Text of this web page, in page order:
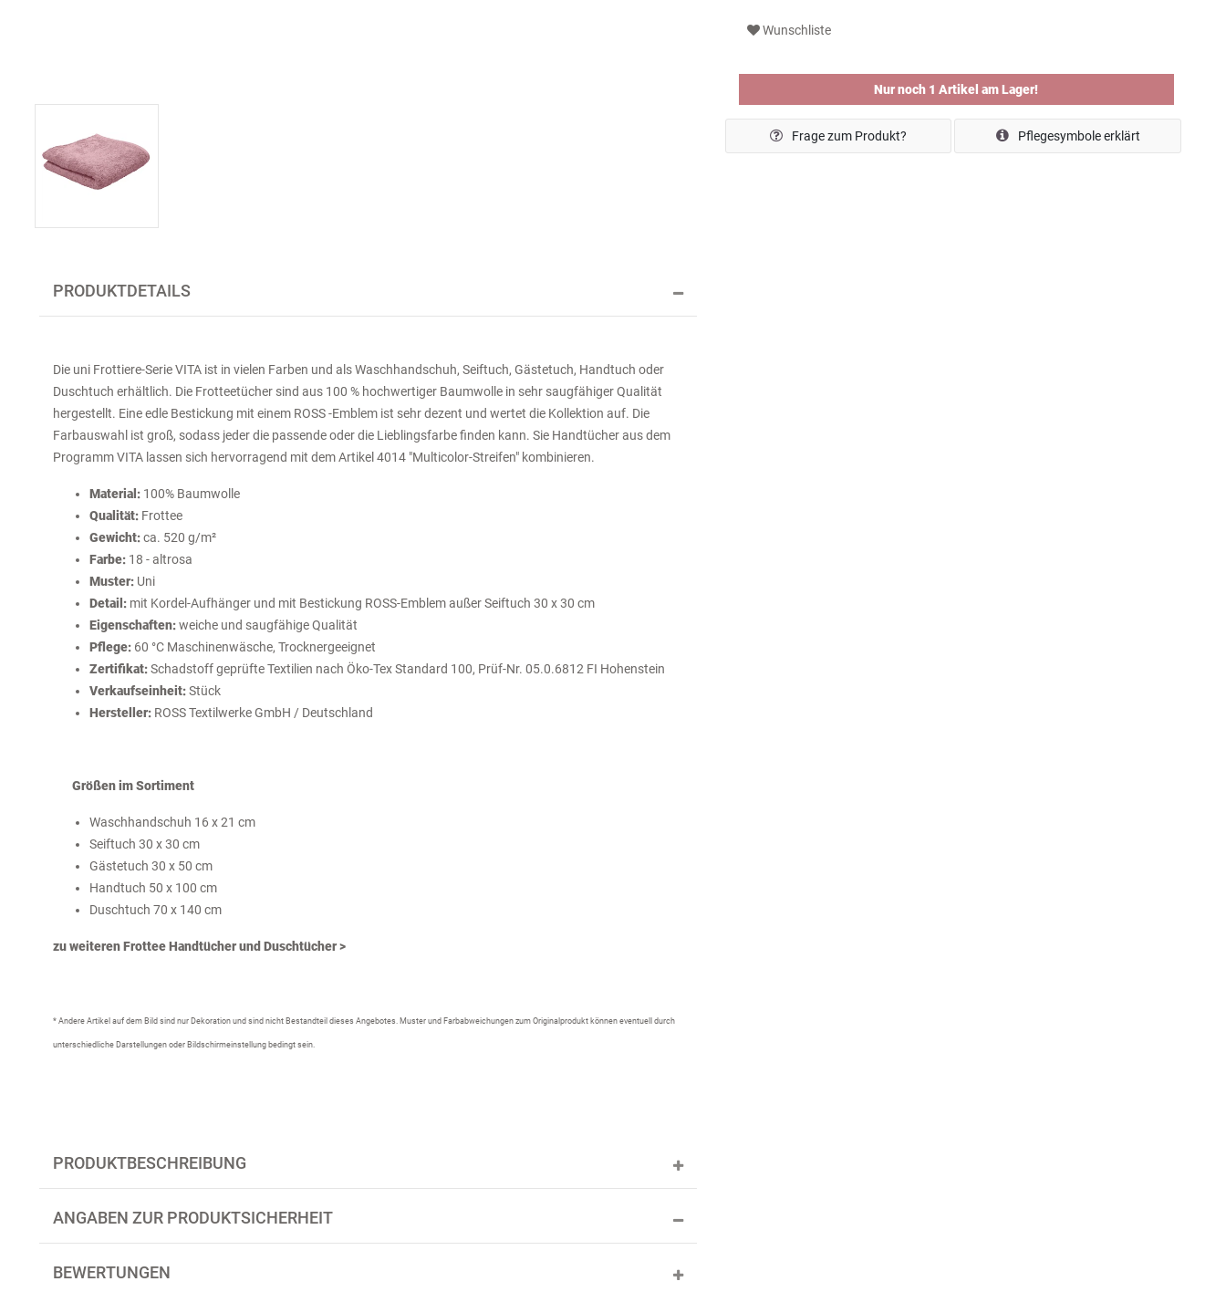
Wunschliste
Nur noch 1 Artikel am Lager!
Frage zum Produkt? Pflegesymbole erklärt
PRODUKTDETAILS
Die uni Frottiere-Serie VITA ist in vielen Farben und als Waschhandschuh, Seiftuch, Gästetuch, Handtuch oder
Duschtuch erhältlich. Die Frotteetücher sind aus 100 % hochwertiger Baumwolle in sehr saugfähiger Qualität
hergestellt. Eine edle Bestickung mit einem ROSS -Emblem ist sehr dezent und wertet die Kollektion auf. Die
Farbauswahl ist groß, sodass jeder die passende oder die Lieblingsfarbe finden kann. Sie Handtücher aus dem
Programm VITA lassen sich hervorragend mit dem Artikel 4014 "Multicolor-Streifen" kombinieren.
Material:100% Baumwolle
Qualität: Frottee
Gewicht:ca. 520 g/m²
Farbe:18 - altrosa
Muster:Uni
Detail:mit Kordel-Aufhänger und mit Bestickung ROSS-Emblem außer Seiftuch 30 x 30 cm
Eigenschaften:weiche und saugfähige Qualität
Pflege:60 °C Maschinenwäsche, Trocknergeeignet
Zertifikat:Schadstoff geprüfte Textilien nach Öko-Tex Standard 100, Prüf-Nr. 05.0.6812 FI Hohenstein
Verkaufseinheit:Stück
Hersteller: ROSS Textilwerke GmbH / Deutschland
Größen im Sortiment
Waschhandschuh 16 x 21 cm
Seiftuch 30 x 30 cm
Gästetuch 30 x 50 cm
Handtuch 50 x 100 cm
Duschtuch 70 x 140 cm
zu weiteren Frottee Handtücher und Duschtücher >
* Andere Artikel auf dem Bild sind nur Dekoration und sind nicht Bestandteil dieses Angebotes. Muster und Farbabweichungen zum Originalprodukt können eventuell durch
unterschiedliche Darstellungen oder Bildschirmeinstellung bedingt sein.
PRODUKTBESCHREIBUNG
ANGABEN ZUR PRODUKTSICHERHEIT
BEWERTUNGEN